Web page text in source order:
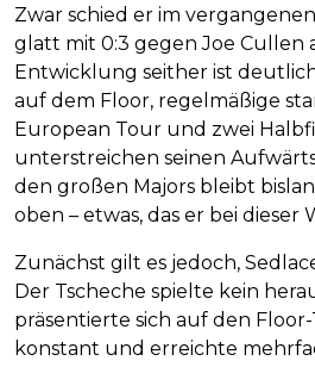
Zwar schied er im
glatt mit 0:3 gegen Joe Cullen
Entwicklung seither ist
auf dem Floor, regelmäßige
European Tour und zwei
unterstreichen seinen
den großen Majors bleibt
oben – etwas, das er bei dieser
Zunächst gilt es jedoch,
Der Tscheche spielte kein
präsentierte sich auf den
konstant und erreichte